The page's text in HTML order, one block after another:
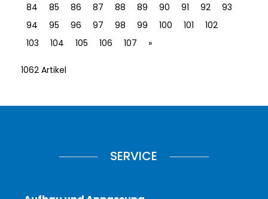
84
85 86 87 88 89 90 91 92
93
94
95 96 97 98 99 100 101
102
103
104 105 106 107 »
1062 Artikel
SERVICE